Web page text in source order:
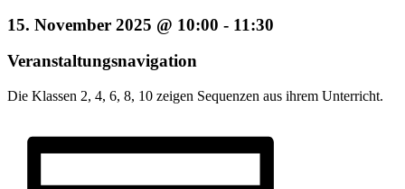
15. November 2025 @ 10:00 - 11:30
Veranstaltungsnavigation
Die Klassen 2, 4, 6, 8, 10 zeigen Sequenzen aus ihrem Unterricht.